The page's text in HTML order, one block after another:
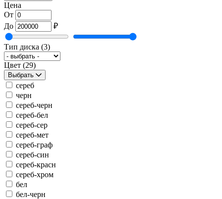
Цена
От
До
₽
Тип диска (3)
Цвет (29)
Выбрать
сереб
черн
сереб-черн
сереб-бел
сереб-сер
сереб-мет
сереб-граф
сереб-син
сереб-красн
сереб-хром
бел
бел-черн